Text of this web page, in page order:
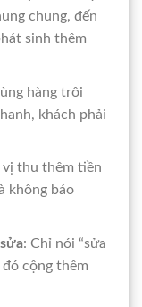
chung, đến
sinh thêm
hàng trôi
khách phải
thu thêm tiền
không báo
: Chỉ nói “sửa
cộng thêm